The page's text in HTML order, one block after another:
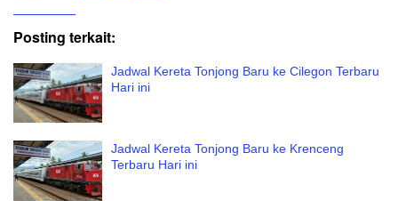
Posting terkait:
Jadwal Kereta Tonjong Baru ke Cilegon Terbaru
Hari ini
Jadwal Kereta Tonjong Baru ke Krenceng
Terbaru Hari ini